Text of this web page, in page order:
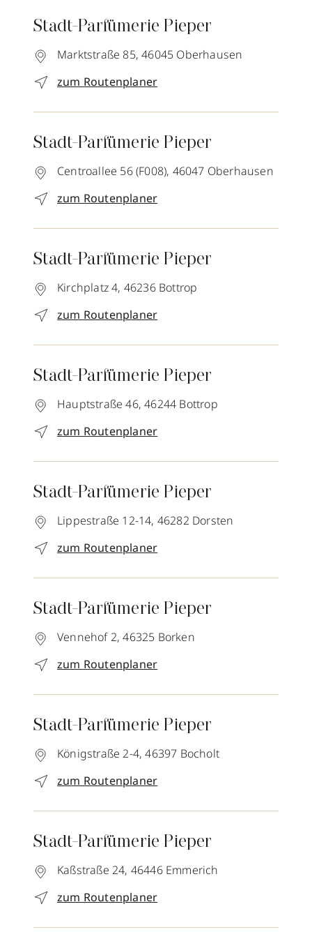
Stadt-Parfümerie Pieper
Marktstraße 85, 46045 Oberhausen
zum Routenplaner
Stadt-Parfümerie Pieper
Centroallee 56 (F008), 46047 Oberhausen
zum Routenplaner
Stadt-Parfümerie Pieper
Kirchplatz 4, 46236 Bottrop
zum Routenplaner
Stadt-Parfümerie Pieper
Hauptstraße 46, 46244 Bottrop
zum Routenplaner
Stadt-Parfümerie Pieper
Lippestraße 12-14, 46282 Dorsten
zum Routenplaner
Stadt-Parfümerie Pieper
Vennehof 2, 46325 Borken
zum Routenplaner
Stadt-Parfümerie Pieper
Königstraße 2-4, 46397 Bocholt
zum Routenplaner
Stadt-Parfümerie Pieper
Kaßstraße 24, 46446 Emmerich
zum Routenplaner